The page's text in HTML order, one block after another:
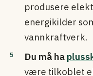
produsere
energikilder
vannkraftverk.
Du må ha
være tilkoblet